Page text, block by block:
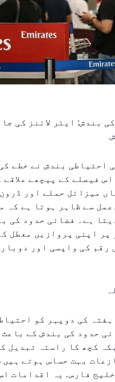
بندش: ایئر لائنز کی
احتیاطی بندش نے خطے
فیصلے کے پیچھے علاقے
میزائل حملے اور
سے ظاہر ہوتا ہے کہ
ہے۔ فضائی حدود کی
پر اپنی پروازیں معطل
رقم کی واپسی اور
کی دوپہر کو
حدود کی بندش کے
کچھ کا راستہ تبدیل
بہت حساس ہوتے
فارس. یہ اقدامات